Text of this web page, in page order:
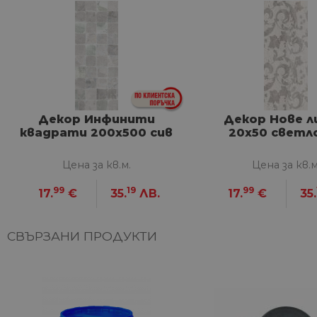
Декор Инфинити
квадрати 200x500 сив
Цена за кв.м.
17.99 € 35.19 ЛВ.
Декор Нове
20х50
Цена за
17.99 € 35.
СВЪРЗАНИ ПРОДУКТИ
Строго
Строго необходимите
акаунта. Уебсайтът не
G_ENABLED_IDPS